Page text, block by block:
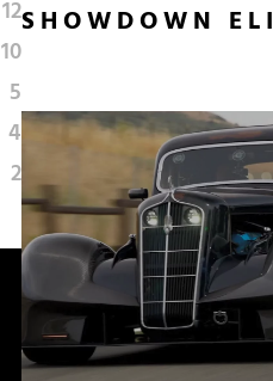
12
10
5
4
2
SHOWDOWN